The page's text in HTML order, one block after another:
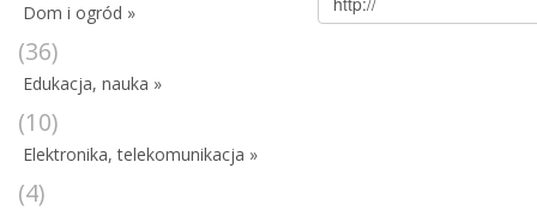
Dom i ogród »
(36)
Edukacja, nauka »
(10)
Elektronika, telekomunikacja »
(4)